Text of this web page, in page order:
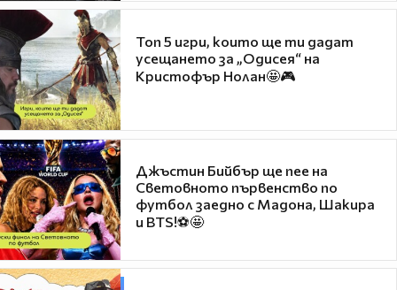
Топ 5 игри, които ще ти дадат
усещането за „Одисея“ на
Кристофър Нолан🤩🎮
Джъстин Бийбър ще пее на
Световното първенство по
футбол заедно с Мадона, Шакира
и BTS!⚽🤩